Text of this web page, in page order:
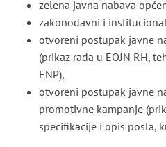
zelena javna nabava
zakonodavni i
otvoreni postupak javne
(prikaz rada u EOJN RH,
ENP),
otvoreni postupak javne
promotivne kampanje
specifikacije i opis posla,